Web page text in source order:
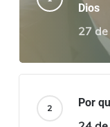
Dios
27
Por